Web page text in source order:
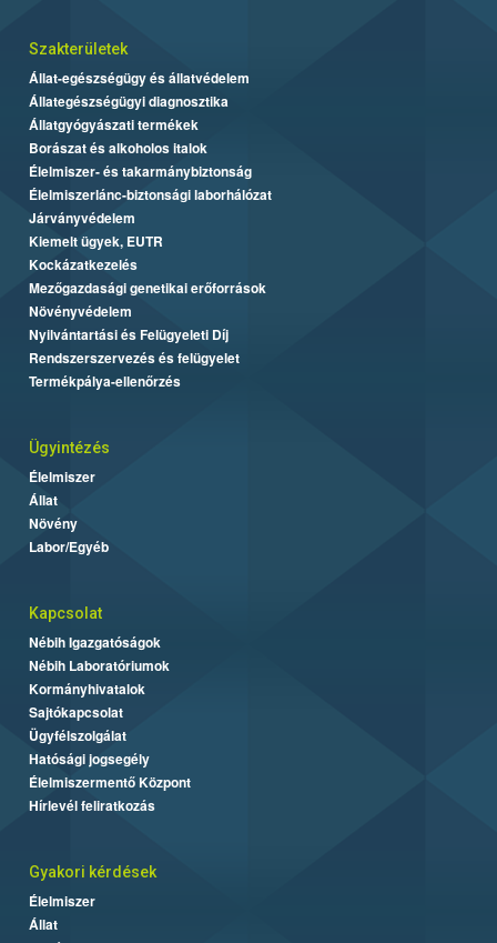
Szakterületek
Állat-egészségügy és állatvédelem
Állategészségügyi diagnosztika
Állatgyógyászati termékek
Borászat és alkoholos italok
Élelmiszer- és takarmánybiztonság
Élelmiszerlánc-biztonsági laborhálózat
Járványvédelem
Kiemelt ügyek, EUTR
Kockázatkezelés
Mezőgazdasági genetikai erőforrások
Növényvédelem
Nyilvántartási és Felügyeleti Díj
Rendszerszervezés és felügyelet
Termékpálya-ellenőrzés
Ügyintézés
Élelmiszer
Állat
Növény
Labor/Egyéb
Kapcsolat
Nébih Igazgatóságok
Nébih Laboratóriumok
Kormányhivatalok
Sajtókapcsolat
Ügyfélszolgálat
Hatósági jogsegély
Élelmiszermentő Központ
Hírlevél feliratkozás
Gyakori kérdések
Élelmiszer
Állat